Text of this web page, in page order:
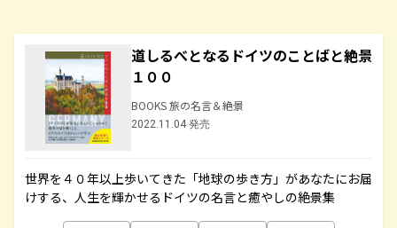
道しるべとなるドイツのことばと絶景
１００
BOOKS 旅の名言＆絶景
2022.11.04 発売
世界を４０年以上歩いてきた「地球の歩き方」があなたにお届
けする、人生を輝かせるドイツの名言と癒やしの絶景集